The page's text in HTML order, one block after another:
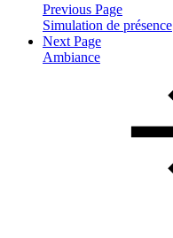
Previous Page
Simulation de présence
Next Page
Ambiance